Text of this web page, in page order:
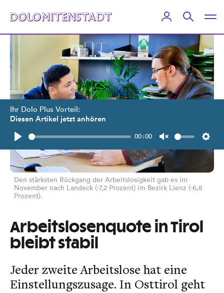
Ihr Dolo Plus Vorteil:
Diesen Artikel jetzt anhören
Play
00:00
Unmute
Den stärksten Rückgang der Arbeitslosigkeit gab es im
November nach Landeck (-7,2 Prozent) im Bezirk Lienz (-6,8
Prozent).
Arbeitslosenquote in Tirol
bleibt stabil
Jeder zweite Arbeitslose hat eine
Einstellungszusage. In Osttirol geht